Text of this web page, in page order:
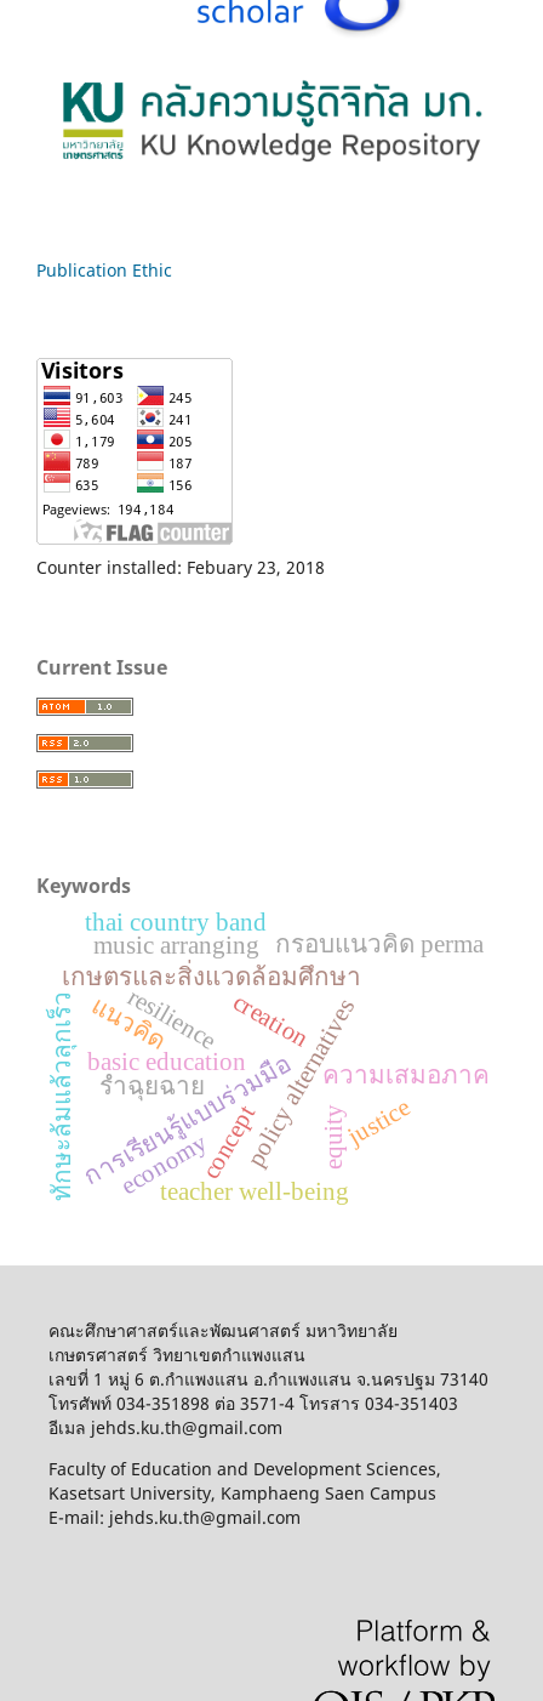
Publication Ethic
Counter installed: Febuary 23, 2018
Current Issue
Keywords
เกษตรและสิ่งแวดล้อมศึกษา
resilience policy alternatives
basic education
equityjustice
ทักษะล้มแล้วลุกเร็ว
กรอบแนวคิด perma
teacher well-being
ความเสมอภาค
การเรียนรู้แบบร่วมมือ
แนวคิด
รำฉุยฉาย
concept
creation
music arranging
thai country band
economy
คณะศึกษาศาสตร์และพัฒนศาสตร์ มหาวิทยาลัย
เกษตรศาสตร์ วิทยาเขตกำแพงแสน
เลขที่ 1 หมู่ 6 ต.กำแพงแสน อ.กำแพงแสน จ.นครปฐม 73140
โทรศัพท์ 034-351898 ต่อ 3571-4 โทรสาร 034-351403
อีเมล jehds.ku.th@gmail.com
Faculty of Education and Development Sciences,
Kasetsart University, Kamphaeng Saen Campus
E-mail: jehds.ku.th@gmail.com